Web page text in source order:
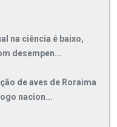
na ciência é baixo,
desempen...
de aves de Roraima
nacion...